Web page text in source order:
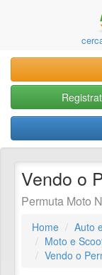
Vendo o
Permuta Moto
Home Auto
Moto e
Vendo o